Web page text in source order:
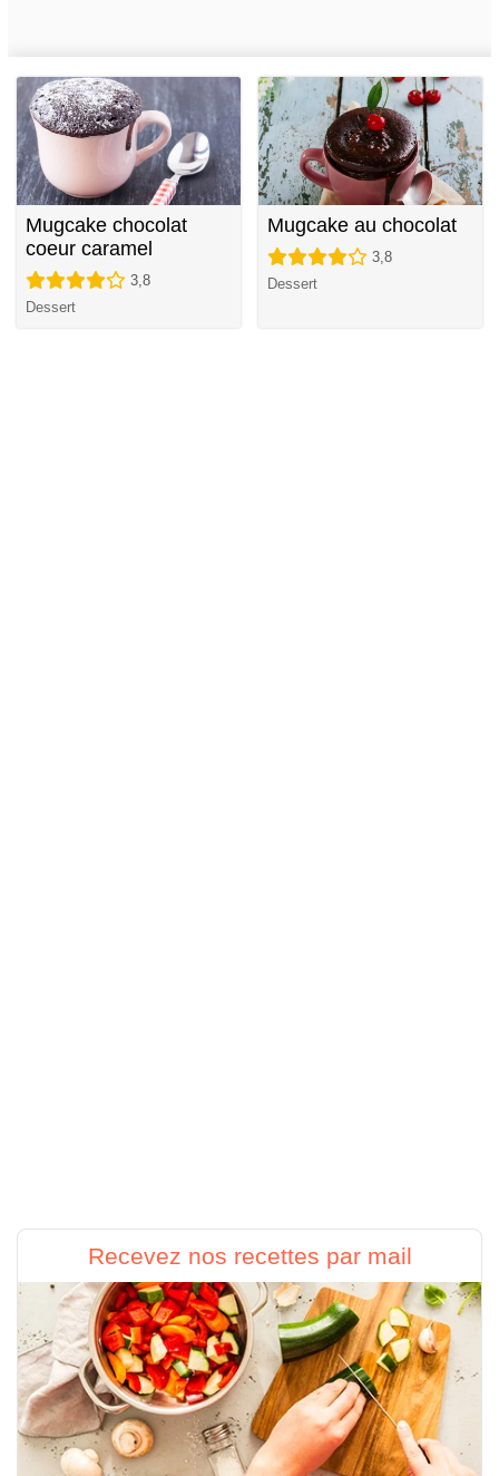
Mugcake chocolat
coeur caramel
3,8
Dessert
Mugcake au chocolat
3,8
Dessert
Recevez nos recettes par mail